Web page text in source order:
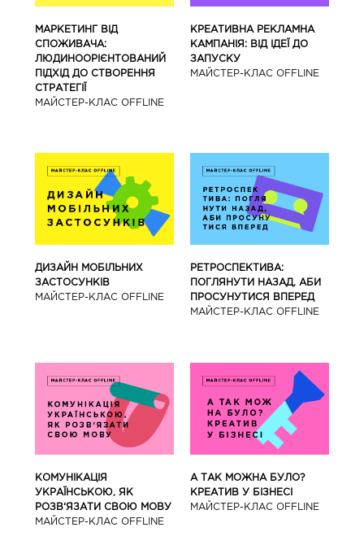
МАРКЕТИНГ ВІД
СПОЖИВАЧА:
ЛЮДИНООРІЄНТОВАНИЙ
ПІДХІД ДО СТВОРЕННЯ
СТРАТЕГІЇ
МАЙCТЕР-КЛАС OFFLINE
КРЕАТИВНА РЕКЛАМНА
КАМПАНІЯ: ВІД ІДЕЇ ДО
ЗАПУСКУ
МАЙCТЕР-КЛАС OFFLINE
ДИЗАЙН МОБІЛЬНИХ
ЗАСТОСУНКІВ
МАЙCТЕР-КЛАС OFFLINE
РЕТРОСПЕКТИВА:
ПОГЛЯНУТИ НАЗАД, АБИ
ПРОСУНУТИСЯ ВПЕРЕД
МАЙCТЕР-КЛАС OFFLINE
КОМУНІКАЦІЯ
УКРАЇНСЬКОЮ, ЯК
РОЗВ‘ЯЗАТИ СВОЮ МОВУ
МАЙCТЕР-КЛАС OFFLINE
А ТАК МОЖНА БУЛО?
КРЕАТИВ У БІЗНЕСІ
МАЙCТЕР-КЛАС OFFLINE